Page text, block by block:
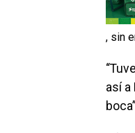
, sin
así a